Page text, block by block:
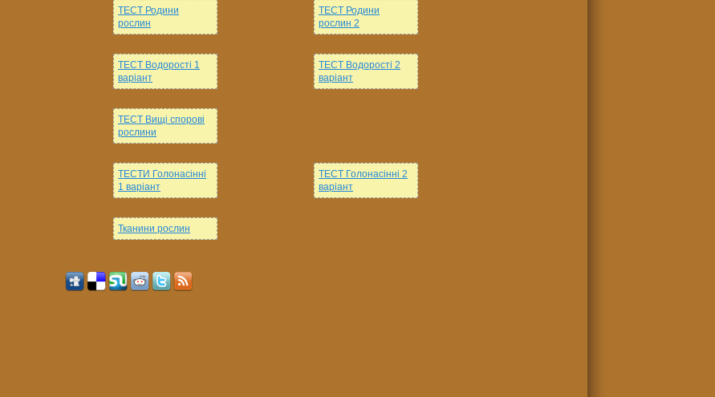
ТЕСТ Родини
рослин
ТЕСТ Родини
рослин 2
ТЕСТ Водорості 1
варіант
ТЕСТ Водорості 2
варіант
ТЕСТ Вищі спорові
рослини
ТЕСТИ Голонасінні
1 варіант
ТЕСТ Голонасінні 2
варіант
Тканини рослин